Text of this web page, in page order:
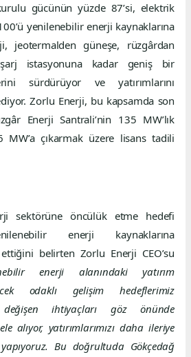
gücünün yüzde 87’si, elektrik
yenilenebilir enerji kaynaklarına
jeotermalden güneşe, rüzgârdan
istasyonuna kadar geniş bir
sürdürüyor ve yatırımlarını
Zorlu Enerji, bu kapsamda son
Enerji Santrali’nin 135 MW’lık
çıkarmak üzere lisans tadili
sektörüne öncülük etme hedefi
enerji kaynaklarına
ettiğini belirten Zorlu Enerji CEO’su
enerji alanındaki yatırım
odaklı gelişim hedeflerimiz
ihtiyaçları göz önünde
alıyor, yatırımlarımızı daha ileriye
Bu doğrultuda Gökçedağ